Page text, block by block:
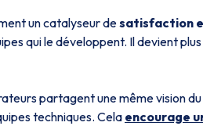
un catalyseur desatisfaction
qui le développent. Il devient
partagent une même vision
techniques. Cela encourage